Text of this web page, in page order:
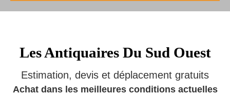
Les Antiquaires Du Sud Ouest
Estimation, devis et déplacement gratuits
Achat dans les meilleures conditions actuelles